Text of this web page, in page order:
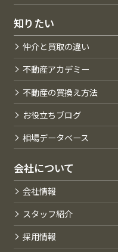
知りたい
仲介と買取の違い
不動産アカデミー
不動産の買換え方法
お役立ちブログ
相場データベース
会社について
会社情報
スタッフ紹介
採用情報